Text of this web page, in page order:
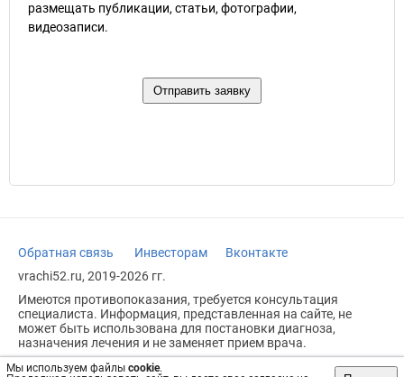
Мы используем файлы cookie.
размещать публикации, статьи, фотографии,
видеозаписи.
Обратная связь Инвесторам
Вконтакте
vrachi52.ru, 2019-2026 гг.
Имеются противопоказания, требуется консультация
специалиста. Информация, представленная на сайте, не
может быть использована для постановки диагноза,
назначения лечения и не заменяет прием врача.
Возрастное ограничение: 18+